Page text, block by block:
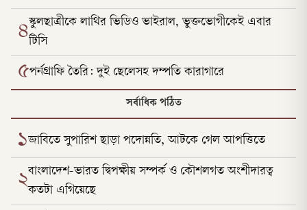
৪স্কুলছাত্রীকে লাথির ভিডিও ভাইরাল, ভুক্তভোগীকেই এবার
টিসি
৫পর্নগ্রাফি তৈরি: দুই ছেলেসহ দম্পতি কারাগারে
সর্বাধিক পঠিত
১জাবিতে সুপারিশ ছাড়া পদোন্নতি, আটকে গেল আপত্তিতে
২বাংলাদেশ-ভারত দ্বিপক্ষীয় সম্পর্ক ও কৌশলগত অংশীদারত্ব
কতটা এগিয়েছে